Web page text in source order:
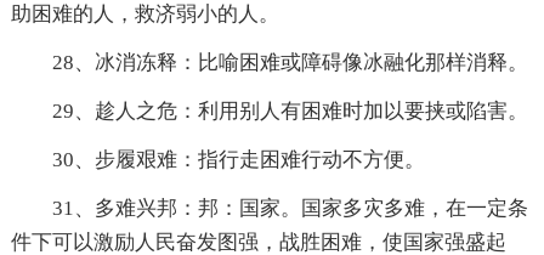
助困难的人，救济弱小的人。
28、冰消冻释：比喻困难或障碍像冰融化那样消释。
29、趁人之危：利用别人有困难时加以要挟或陷害。
30、步履艰难：指行走困难行动不方便。
31、多难兴邦：邦：国家。国家多灾多难，在一定条
件下可以激励人民奋发图强，战胜困难，使国家强盛起